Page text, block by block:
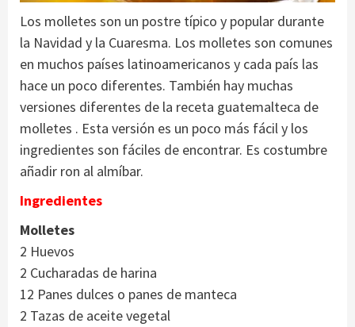
Los molletes son un postre típico y popular durante
la Navidad y la Cuaresma. Los molletes son comunes
en muchos países latinoamericanos y cada país las
hace un poco diferentes. También hay muchas
versiones diferentes de la receta guatemalteca de
molletes . Esta versión es un poco más fácil y los
ingredientes son fáciles de encontrar. Es costumbre
añadir ron al almíbar.
Ingredientes
Molletes
2 Huevos
2 Cucharadas de harina
12 Panes dulces o panes de manteca
2 Tazas de aceite vegetal